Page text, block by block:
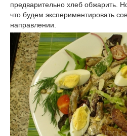
предварительно хлеб обжарить.
что будем экспериментировать
направлении.